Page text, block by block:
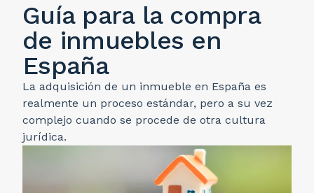
Guía para la compra
de inmuebles en
España
La adquisición de un inmueble en España es
realmente un proceso estándar, pero a su vez
complejo cuando se procede de otra cultura
jurídica.